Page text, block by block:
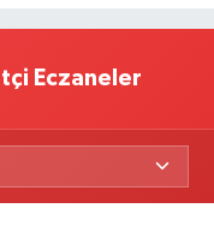
Eczaneler